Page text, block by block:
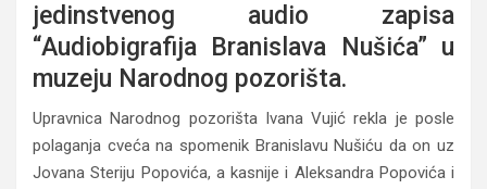
jedinstvenog audio zapisa
“Audiobigrafija Branislava Nušića” u
muzeju Narodnog pozorišta.
Upravnica Narodnog pozorišta Ivana Vujić rekla je posle
polaganja cveća na spomenik Branislavu Nušiću da on uz
Jovana Steriju Popovića, a kasnije i Aleksandra Popovića i